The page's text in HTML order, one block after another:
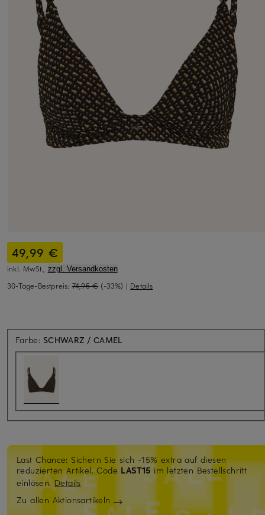
49,99 €
inkl. MwSt., zzgl. Versandkosten
30-Tage-Bestpreis: 74,95 € (-33%) | Details
Farbe: SCHWARZ / CAMEL
Last Chance: Sichern Sie sich -15% extra auf diesen
reduzierten Artikel. Code LAST15im letzten Bestellschritt
einlösen.Details
Zu allen Aktionsartikeln